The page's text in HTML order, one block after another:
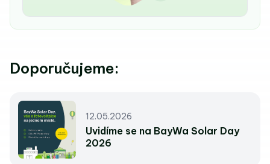
Doporučujeme:
12.05.2026
Uvidíme se na BayWa Solar Day
2026